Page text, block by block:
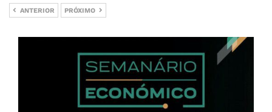
ANTERIOR PRÓXIMO